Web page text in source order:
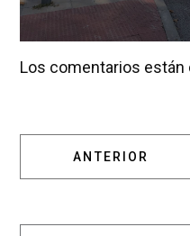
Los comentarios están
ARTÍCULO
ANTERIOR